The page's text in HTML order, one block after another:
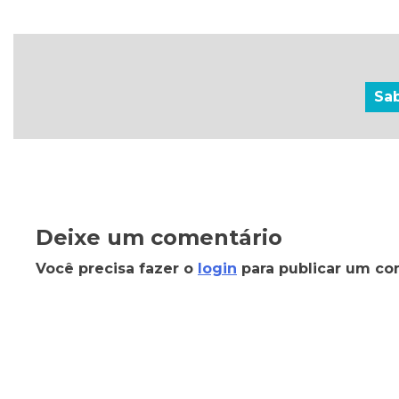
Deixe um comentário
Você precisa fazer o login para publicar um